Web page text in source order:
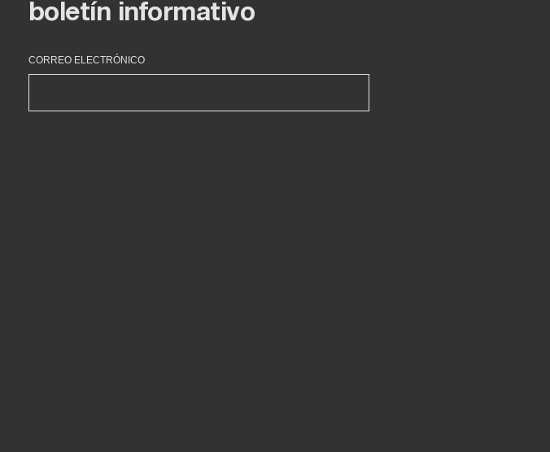
boletín informativo
CORREO ELECTRÓNICO